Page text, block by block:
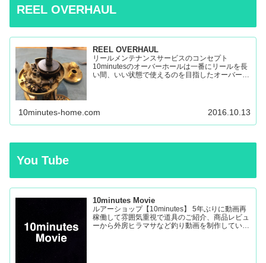
REEL OVERHAUL
REEL OVERHAUL
リールメンテナンスサービスのコンセプト
10minutesのオーバーホールは一番にリールを長
い間、いい状態で使えるのを目指したオーバーホ
10minutes-home.com 2016.10.13
You Tube
10minutes Movie
ルアーショップ【10minutes】 5年ぶりに動画再
稼働して雰囲気重視で道具のご紹介、商品レビュ
ーから外房ヒラマサなど釣り動画を制作していき